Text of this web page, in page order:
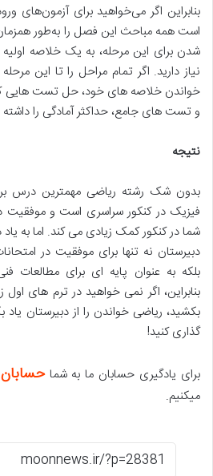
بنابراین اگر می‌خواهید برای آزمون‌های
است همه مباحث این فصل را به‌طور همزمان
شدن برای این مرحله، به یک خلاصه
نیاز دارید. اگر تمام مراحل را تا این
خواندن خلاصه های خود، حل تست هایی که
و تست های جامع، حداکثر آمادگی را داشته
نتیجه
بدون شک رشته ریاضی مهمترین درس
فیزیک در کنکور سراسری است و
شما در کنکور کمک زیادی می کند. اما به
دبیرستان نه تنها برای موفقیت در
بلکه به عنوان پایه ای برای مطالعات
بنابراین، اگر نمی خواهید در ترم های
بکشید، ریاضی خواندن را از دبیرستان
گذاری کنید!
برای یادگیری حسابان ما به شما
میکنیم.